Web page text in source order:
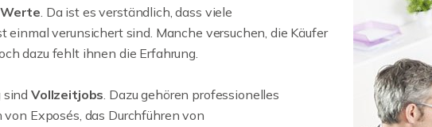
. Da ist es verständlich, dass viele
einmal verunsichert sind. Manche versuchen, die Käufer
dazu fehlt ihnen die Erfahrung.
sind Vollzeitjobs. Dazu gehören professionelles
Exposés, das Durchführen von